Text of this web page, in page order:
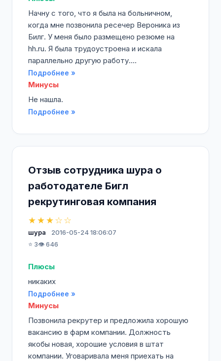
Начну с того, что я была на больничном,
когда мне позвонила ресечер Вероника из
Билг. У меня было размещено резюме на
hh.ru. Я была трудоустроена и искала
параллельно другую работу....
Подробнее »
Минусы
Не нашла.
Подробнее »
Отзыв сотрудника шура о
работодателе Бигл
рекрутинговая компания
★★★☆☆
шура
2016-05-24 18:06:07
⭐ 3👁️ 646
Плюсы
никаких
Подробнее »
Минусы
Позвонила рекрутер и предложила хорошую
вакансию в фарм компании. Должность
якобы новая, хорошие условия в штат
компании. Уговаривала меня приехать на